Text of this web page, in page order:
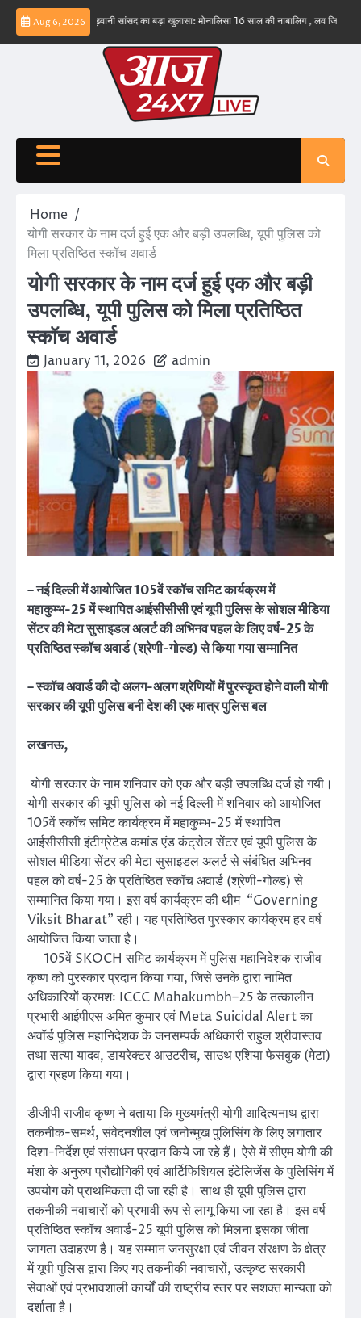
Skip
content
Aug 6, 2026
– ईरान बड़वानी सांसद का बड़ा खुलासा: मोनालिसा 16 साल की नाबालिग , लव जिहाद के षडयंत्र
Home
योगी सरकार के नाम दर्ज हुई एक और बड़ी उपलब्धि, यूपी पुलिस को
मिला प्रतिष्ठित स्कॉच अवार्ड
योगी सरकार के नाम दर्ज हुई एक और बड़ी
उपलब्धि, यूपी पुलिस को मिला प्रतिष्ठित
स्कॉच अवार्ड
January 11, 2026 admin
– नई दिल्ली में आयोजित 105वें स्कॉच समिट कार्यक्रम में
महाकुम्भ-25 में स्थापित आईसीसीसी एवं यूपी पुलिस के सोशल मीडिया
सेंटर की मेटा सुसाइडल अलर्ट की अभिनव पहल के लिए वर्ष-25 के
प्रतिष्ठित स्कॉच अवार्ड (श्रेणी-गोल्ड) से किया गया सम्मानित
– स्कॉच अवार्ड की दो अलग-अलग श्रेणियों में पुरस्कृत होने वाली योगी
सरकार की यूपी पुलिस बनी देश की एक मात्र पुलिस बल
लखनऊ,
योगी सरकार के नाम शनिवार को एक और बड़ी उपलब्धि दर्ज हो गयी।
योगी सरकार की यूपी पुलिस को नई दिल्ली में शनिवार को आयोजित
105वें स्कॉच समिट कार्यक्रम में महाकुम्भ-25 में स्थापित
आईसीसीसी इंटीग्रेटेड कमांड एंड कंट्रोल सेंटर एवं यूपी पुलिस के
सोशल मीडिया सेंटर की मेटा सुसाइडल अलर्ट से संबंधित अभिनव
पहल को वर्ष-25 के प्रतिष्ठित स्कॉच अवार्ड (श्रेणी-गोल्ड) से
सम्मानित किया गया। इस वर्ष कार्यक्रम की थीम “Governing
Viksit Bharat” रही। यह प्रतिष्ठित पुरस्कार कार्यक्रम हर वर्ष
आयोजित किया जाता है।
105वें SKOCH समिट कार्यक्रम में पुलिस महानिदेशक राजीव
कृष्ण को पुरस्कार प्रदान किया गया, जिसे उनके द्वारा नामित
अधिकारियों क्रमशः ICCC Mahakumbh–25 के तत्कालीन
प्रभारी आईपीएस अमित कुमार एवं Meta Suicidal Alert का
अवॉर्ड पुलिस महानिदेशक के जनसम्पर्क अधिकारी राहुल श्रीवास्तव
तथा सत्या यादव, डायरेक्टर आउटरीच, साउथ एशिया फेसबुक (मेटा)
द्वारा ग्रहण किया गया।
डीजीपी राजीव कृष्ण ने बताया कि मुख्यमंत्री योगी आदित्यनाथ द्वारा
तकनीक-समर्थ, संवेदनशील एवं जनोन्मुख पुलिसिंग के लिए लगातार
दिशा-निर्देश एवं संसाधन प्रदान किये जा रहे हैं। ऐसे में सीएम योगी की
मंशा के अनुरुप प्रौद्योगिकी एवं आर्टिफिशियल इंटेलिजेंस के पुलिसिंग में
उपयोग को प्राथमिकता दी जा रही है। साथ ही यूपी पुलिस द्वारा
तकनीकी नवाचारों को प्रभावी रूप से लागू किया जा रहा है। इस वर्ष
प्रतिष्ठित स्कॉच अवार्ड-25 यूपी पुलिस को मिलना इसका जीता
जागता उदाहरण है। यह सम्मान जनसुरक्षा एवं जीवन संरक्षण के क्षेत्र
में यूपी पुलिस द्वारा किए गए तकनीकी नवाचारों, उत्कृष्ट सरकारी
सेवाओं एवं प्रभावशाली कार्यों की राष्ट्रीय स्तर पर सशक्त मान्यता को
दर्शाता है।